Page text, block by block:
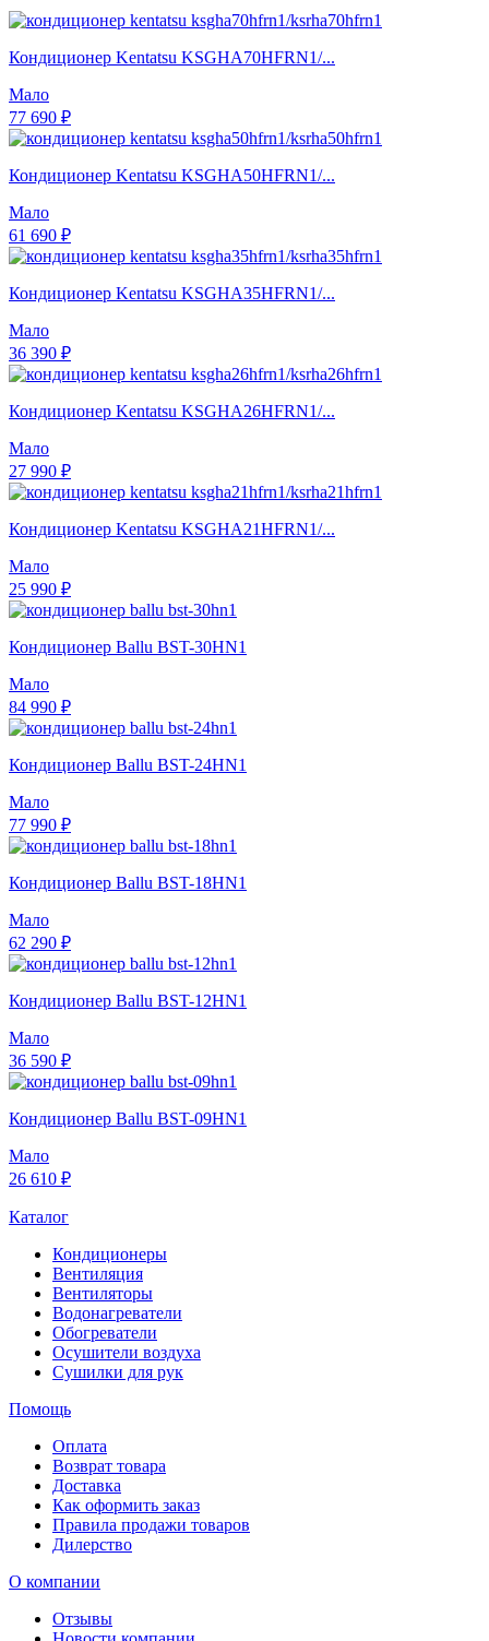
Кондиционер Kentatsu KSGHA70HFRN1/...
Мало
77 690 ₽
Кондиционер Kentatsu KSGHA50HFRN1/...
Мало
61 690 ₽
Кондиционер Kentatsu KSGHA35HFRN1/...
Мало
36 390 ₽
Кондиционер Kentatsu KSGHA26HFRN1/...
Мало
27 990 ₽
Кондиционер Kentatsu KSGHA21HFRN1/...
Мало
25 990 ₽
Кондиционер Ballu BST-30HN1
Мало
84 990 ₽
Кондиционер Ballu BST-24HN1
Мало
77 990 ₽
Кондиционер Ballu BST-18HN1
Мало
62 290 ₽
Кондиционер Ballu BST-12HN1
Мало
36 590 ₽
Кондиционер Ballu BST-09HN1
Мало
26 610 ₽
Каталог
Кондиционеры
Вентиляция
Вентиляторы
Водонагреватели
Обогреватели
Осушители воздуха
Сушилки для рук
Помощь
Оплата
Возврат товара
Доставка
Как оформить заказ
Правила продажи товаров
Дилерство
О компании
Отзывы